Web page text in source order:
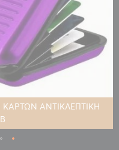
ΑΝΤΙΚΛΕΠΤΙΚΗ